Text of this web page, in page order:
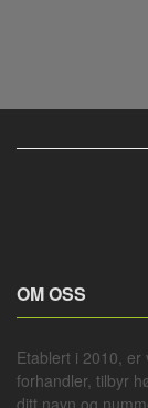
OM OSS
Etablert i 2010, er
forhandler, tilbyr
ditt navn og